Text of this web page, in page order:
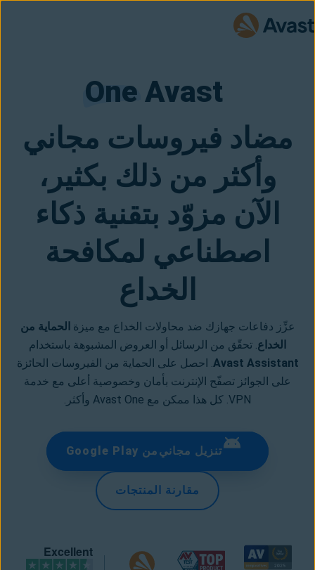
One
مضاد فيروسات مجاني
وأكثر من ذلك بكثير،
الآن مزوّد بتقنية ذكاء
اصطناعي لمكافحة
الخداع
عزِّز دفاعات جهازك ضد محاولات الخداع مع ميزة الحماية من
الخداع. تحقّق من الرسائل أو العروض المشبوهة باستخدام
Avast Assistant. احصل على الحماية من الفيروسات الحائزة
على الجوائز تصفّح الإنترنت بأمان وخصوصية أعلى مع خدمة
VPN. كل هذا ممكن مع Avast One وأكثر.
تنزيل مجاني من Google Play
مقارنة المنتجات
Excellent